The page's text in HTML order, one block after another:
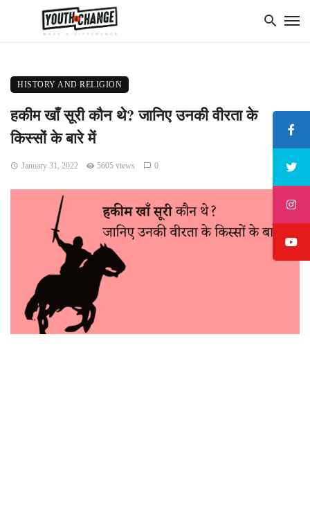
HISTORY AND RELIGION
हकीम खाँ सूरी कौन थे? जानिए उनकी वीरता के
किस्सों के बारे में
January 31, 2022 5605 views 0